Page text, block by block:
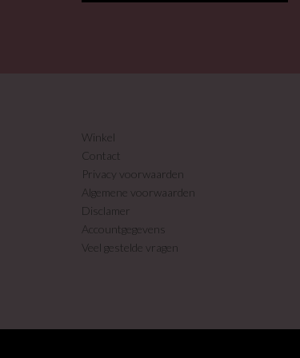
Winkel
Contact
Privacy voorwaarden
Algemene voorwaarden
Disclamer
Accountgegevens
Veel gestelde vragen